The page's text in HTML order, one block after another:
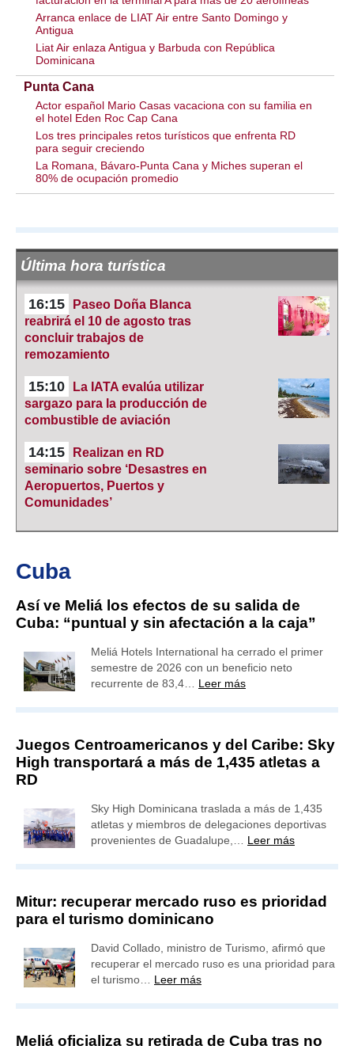
Arranca enlace de LIAT Air entre Santo Domingo y
Antigua
Liat Air enlaza Antigua y Barbuda con República
Dominicana
Punta Cana
Actor español Mario Casas vacaciona con su familia en
el hotel Eden Roc Cap Cana
Los tres principales retos turísticos que enfrenta RD
para seguir creciendo
La Romana, Bávaro-Punta Cana y Miches superan el
80% de ocupación promedio
Última hora turística
16:15
Paseo Doña Blanca
reabrirá el 10 de agosto tras
concluir trabajos de
remozamiento
15:10
La IATA evalúa utilizar
sargazo para la producción de
combustible de aviación
14:15
Realizan en RD
seminario sobre ‘Desastres en
Aeropuertos, Puertos y
Comunidades’
Cuba
Así ve Meliá los efectos de su salida de
Cuba: “puntual y sin afectación a la caja”
Meliá Hotels International ha cerrado el primer
semestre de 2026 con un beneficio neto
recurrente de 83,4… Leer más
Juegos Centroamericanos y del Caribe: Sky
High transportará a más de 1,435 atletas a
RD
Sky High Dominicana traslada a más de 1,435
atletas y miembros de delegaciones deportivas
provenientes de Guadalupe,… Leer más
Mitur: recuperar mercado ruso es prioridad
para el turismo dominicano
David Collado, ministro de Turismo, afirmó que
recuperar el mercado ruso es una prioridad para
el turismo… Leer más
Meliá oficializa su retirada de Cuba tras no